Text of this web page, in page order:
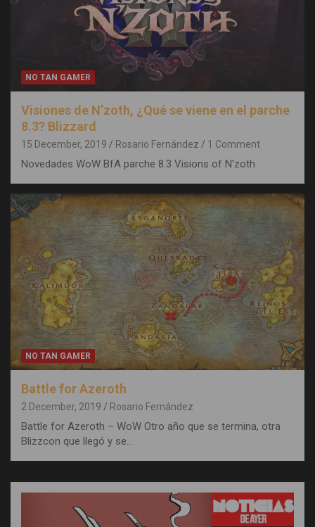
NO TAN GAMER
Visiones de N’zoth, ¿Qué se viene en el parche
8.3? Blizzard
15 December, 2019 Rosario Fernández 1 Comment
Novedades WoW BfA parche 8.3 Visions of N'zoth
NO TAN GAMER
Battle for Azeroth
2 December, 2019 Rosario Fernández
Battle for Azeroth – WoW Otro año que se termina, otra
Blizzcon que llegó y se…